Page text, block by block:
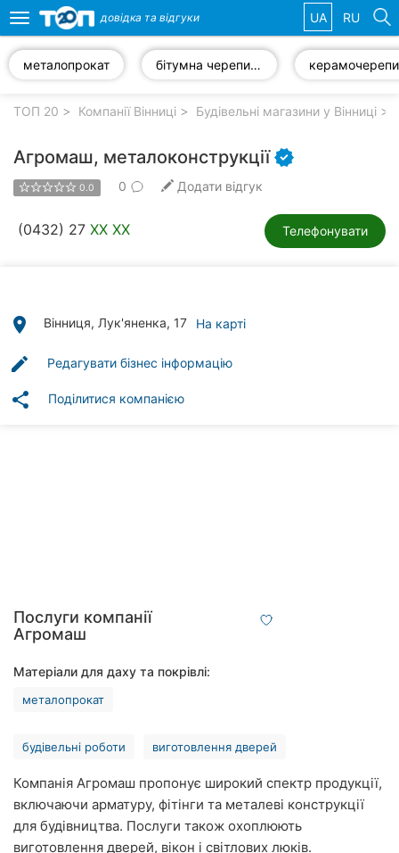
компанії
клініки
Автошколи
Всі
міста:
Вінниця
Житомир
Тернопіль
Хмельницький
Рівне
Toggle
navigation
довідка та відгуки UA RU
металопрокат бітумна черепиця
ТОП 20 Компанії Вінниці Будівельні магазини у Вінниці
Агромаш, металоконструкції
0.0 0 Додати відгук
(0432) 27 XX XX Телефонувати
place Вінниця, Лук'яненка, 17 На карті
edit Редагувати бізнес інформацію
share Поділитися компанією
Послуги компанії
Агромаш
Матеріали для даху та покрівлі:
металопрокат
будівельні роботи виготовлення дверей
Компанія Агромаш пропонує широкий спектр продукції,
включаючи арматуру, фітінги та металеві конструкції
для будівництва. Послуги також охоплюють
виготовлення дверей, вікон і світлових люків.